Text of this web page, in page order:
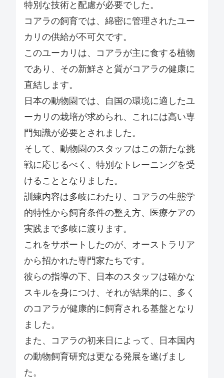
特別な技術と配慮が必要でした。
コアラの飼育では、綿密に管理されたユー
カリの供給が不可欠です。
このユーカリは、コアラが主に食する植物
であり、その新鮮さと質がコアラの健康に
直結します。
日本の動物園では、自国の環境に適したユ
ーカリの栽培が求められ、これには高い専
門知識が必要とされました。
そして、動物園のスタッフはこの新たな挑
戦に応じるべく、特別なトレーニングを受
けることとなりました。
訓練内容は多岐にわたり、コアラの生態学
的特性から飼育条件の整え方、医療ケアの
実践まで多岐に渡ります。
これをサポートしたのが、オーストラリア
から招かれた専門家たちです。
彼らの指導の下、日本のスタッフは確かな
スキルを身につけ、それが結果的に、多く
のコアラが健康的に飼育される基盤となり
ました。
また、コアラの初来日によって、日本国内
の動物飼育研究は更なる発展を遂げまし
た。